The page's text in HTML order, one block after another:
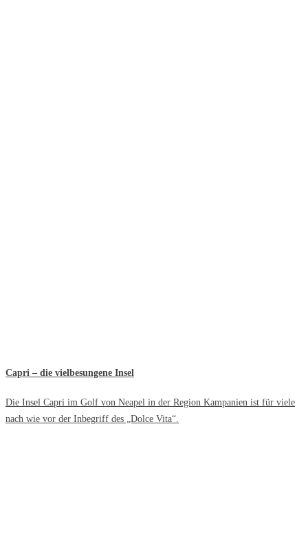
Capri – die vielbesungene Insel
Die Insel Capri im Golf von Neapel in der Region Kampanien ist für viele
nach wie vor der Inbegriff des „Dolce Vita“.